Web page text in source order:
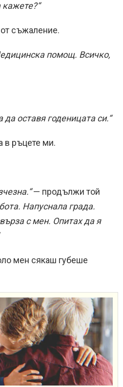
кажете?“
съжаление.
помощ. Всичко,
да оставя годеницата си.“
в ръцете ми.
— продължи той
Напуснала града.
с мен. Опитах да я
мен сякаш губеше